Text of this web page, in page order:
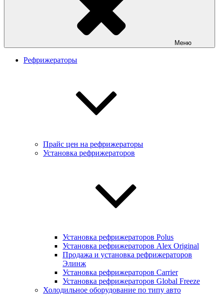
Меню
Рефрижераторы
Прайс цен на рефрижераторы
Установка рефрижераторов
Установка рефрижераторов Polus
Установка рефрижераторов Alex Original
Продажа и установка рефрижераторов
Элинж
Установка рефрижераторов Carrier
Установка рефрижераторов Global Freeze
Холодильное оборудование по типу авто